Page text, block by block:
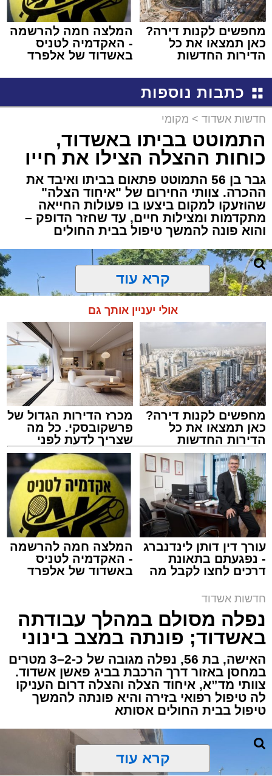
מחפשים לקנות דירה?
כאן תמצאו את כל
הדירות החדשות
המלצה חמה להרשמה
- האקדמיה לטניס
באשדוד של אלפרד
כתבות נוספות
חדשות אשדוד > מקומי
התמוטט בביתו באשדוד,
כוחות ההצלה הצילו את חייו
גבר בן 56 התמוטט פתאום בביתו ואיבד את
ההכרה. צוותי החירום של "איחוד הצלה"
שהוזעקו למקום ביצעו בו פעולות החייאה
מתקדמות ומצילות חיים, עד שחזר הדופק –
והוא פונה להמשך טיפול בבית החולים
צילום: דוברות איחוד הצלה
מערכת האתר / 15:39 07.08.26
איחוד הצלה,
אירוע דרמטי הסתיים בנס רפואי באשדוד, לאחר
שגבר בן 56 התמוטט בביתו שבאחד הרחובות
ברובע י"א בעיר, כתוצאה מאירוע פתאומי שגרם
להפסקת פעילות ליבו.
למקום הוזעקו מיד צוותי רפואה ומתנדבים של
ארגון "איחוד הצלה". החובשים והפרמדיקים
הכרה, ופתחו מיידית בפעולות החייאה מתקדמות,
הכוללות עיסויי לב ושימוש במפעם (דפיברילטור).
קרא עוד
אולי יעניין אותך גם
מחפשים לקנות דירה?
כאן תמצאו את כל
הדירות החדשות
למכירה באשדוד >>>
מכרז הדירות הגדול של
פרשקובסקי. כל מה
שצריך לדעת לפני
שמגישים הצעה לדירה
באשדוד
עורך דין דותן לינדנברג
- נפגעתם בתאונת
דרכים לחצו לקבל מה
המלצה חמה להרשמה
- האקדמיה לטניס
באשדוד של אלפרד
חדשות אשדוד
נפלה מסולם במהלך עבודתה
באשדוד; פונתה במצב בינוני
האישה, בת 56, נפלה מגובה של כ-2–3 מטרים
במחסן באזור דרך הרכבת בביג פאשן אשדוד.
צוותי מד”א, איחוד הצלה והצלה דרום העניקו
לה טיפול רפואי בזירה והיא פונתה להמשך
טיפול בבית החולים אסותא
קרא עוד